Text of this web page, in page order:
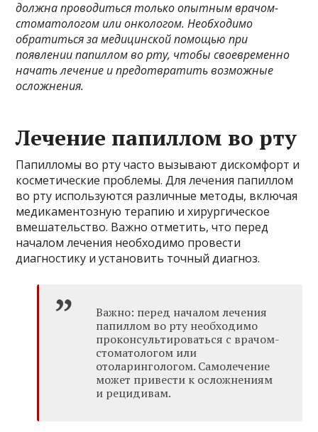
должна проводиться только опытным врачом-
стоматологом или онкологом. Необходимо
обратиться за медицинской помощью при
появлении папиллом во рту, чтобы своевременно
начать лечение и предотвратить возможные
осложнения.
Лечение папиллом во рту
Папилломы во рту часто вызывают дискомфорт и
косметические проблемы. Для лечения папиллом
во рту используются различные методы, включая
медикаментозную терапию и хирургическое
вмешательство. Важно отметить, что перед
началом лечения необходимо провести
диагностику и установить точный диагноз.
Важно: перед началом лечения
папиллом во рту необходимо
проконсультироваться с врачом-
стоматологом или
отоларингологом. Самолечение
может привести к осложнениям
и рецидивам.